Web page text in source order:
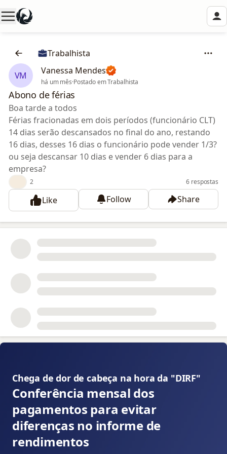
Trabalhista
VM
Vanessa Mendes
há um mês·Postado em Trabalhista
Abono de férias
Boa tarde a todos
Férias fracionadas em dois períodos (funcionário CLT)
14 dias serão descansados no final do ano, restando
16 dias, desses 16 dias o funcionário pode vender 1/3?
ou seja descansar 10 dias e vender 6 dias para a
empresa?
2 6 respostas
Like Follow Share
Chega de dor de cabeça na hora da "DIRF" 👇
Conferência mensal dos
pagamentos para evitar
diferenças no informe de
rendimentos